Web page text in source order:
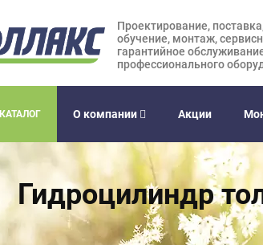
Проектирование,
обучение, монтаж,
гарантийное
профессионального
КАТАЛОГ О компании Акции
Гидроцилиндр